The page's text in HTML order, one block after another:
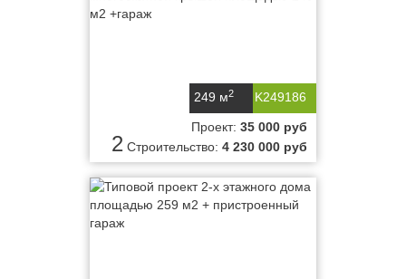
K249186
249 м2
2
Проект: 35 000 руб
Строительство: 4 230 000 руб